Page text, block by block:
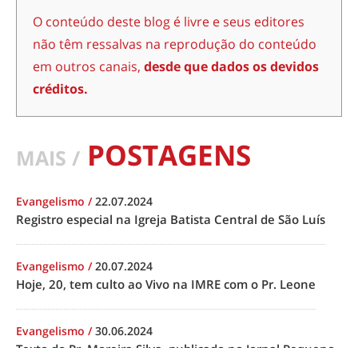
O conteúdo deste blog é livre e seus editores
não têm ressalvas na reprodução do conteúdo
em outros canais, desde que dados os devidos
créditos.
MAIS / POSTAGENS
Evangelismo /22.07.2024
Registro especial na Igreja Batista Central de São Luís
Evangelismo /20.07.2024
Hoje, 20, tem culto ao Vivo na IMRE com o Pr. Leone
Evangelismo /30.06.2024